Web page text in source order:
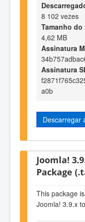
8 102 vezes
Tamanho
4,62 MB
Assinatura
Assinatura
a0b
Descarregar
Joomla!
Package
This package
Joomla! 3.9.x